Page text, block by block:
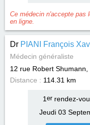
Ce médecin n'accepte pas
en ligne.
Dr PIANI François
Médecin généraliste
12 rue Robert Shumann,
Distance : 114.31 km
1 errendez-
Jeudi 03